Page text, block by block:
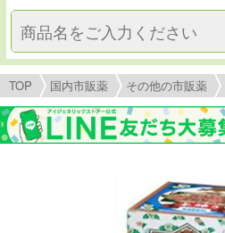
TOP 国内市販薬 その他の市販薬